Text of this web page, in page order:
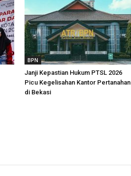
BPN
Janji Kepastian Hukum PTSL 2026
Picu Kegelisahan Kantor Pertanahan
di Bekasi